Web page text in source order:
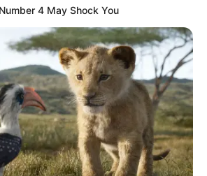
4 May Shock You